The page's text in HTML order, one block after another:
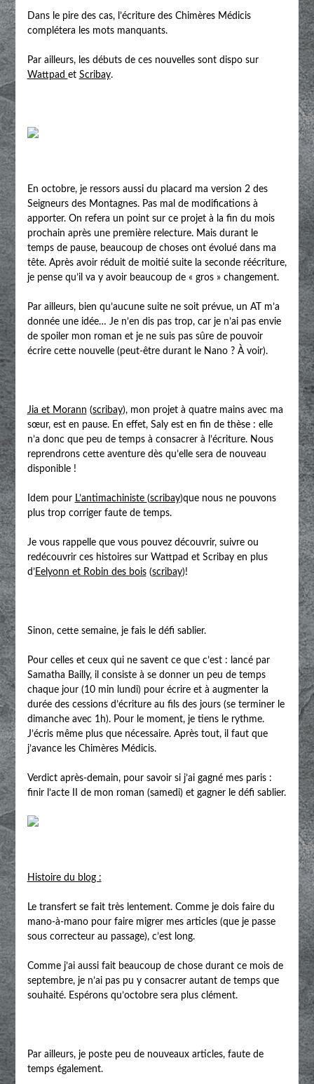
Dans le pire des cas, l’écriture des Chimères Médicis
complétera les mots manquants.
Par ailleurs, les débuts de ces nouvelles sont dispo sur
Wattpad et Scribay.
En octobre, je ressors aussi du placard ma version 2 des
Seigneurs des Montagnes. Pas mal de modifications à
apporter. On refera un point sur ce projet à la fin du mois
prochain après une première relecture. Mais durant le
temps de pause, beaucoup de choses ont évolué dans ma
tête. Après avoir réduit de moitié suite la seconde réécriture,
je pense qu’il va y avoir beaucoup de « gros » changement.
Par ailleurs, bien qu’aucune suite ne soit prévue, un AT m’a
donnée une idée… Je n’en dis pas trop, car je n’ai pas envie
de spoiler mon roman et je ne suis pas sûre de pouvoir
écrire cette nouvelle (peut-être durant le Nano ? À voir).
Jia et Morann (scribay), mon projet à quatre mains avec ma
sœur, est en pause. En effet, Saly est en fin de thèse : elle
n’a donc que peu de temps à consacrer à l’écriture. Nous
reprendrons cette aventure dès qu’elle sera de nouveau
disponible !
Idem pour L’antimachiniste (scribay)que nous ne pouvons
plus trop corriger faute de temps.
Je vous rappelle que vous pouvez découvrir, suivre ou
redécouvrir ces histoires sur Wattpad et Scribay en plus
d’Eelyonn et Robin des bois(scribay)!
Sinon, cette semaine, je fais le défi sablier.
Pour celles et ceux qui ne savent ce que c’est : lancé par
Samatha Bailly, il consiste à se donner un peu de temps
chaque jour (10 min lundi) pour écrire et à augmenter la
durée des cessions d’écriture au fils des jours (se terminer le
dimanche avec 1h). Pour le moment, je tiens le rythme.
J’écris même plus que nécessaire. Après tout, il faut que
j’avance les Chimères Médicis.
Verdict après-demain, pour savoir si j’ai gagné mes paris :
finir l’acte II de mon roman (samedi) et gagner le défi sablier.
Histoire du blog :
Le transfert se fait très lentement. Comme je dois faire du
mano-à-mano pour faire migrer mes articles (que je passe
sous correcteur au passage), c’est long.
Comme j’ai aussi fait beaucoup de chose durant ce mois de
septembre, je n’ai pas pu y consacrer autant de temps que
souhaité. Espérons qu’octobre sera plus clément.
Par ailleurs, je poste peu de nouveaux articles, faute de
temps également.